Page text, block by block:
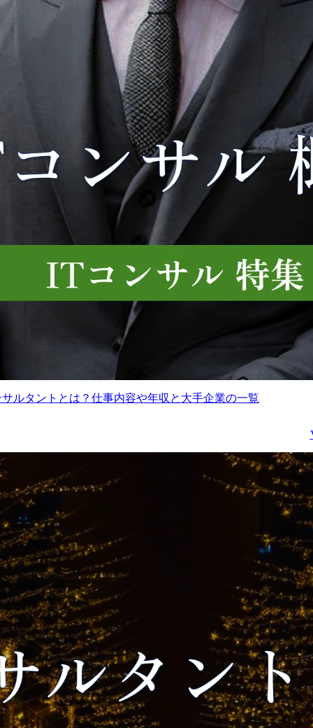
～2,000万円
造業クライアントに対
る商品企画からサービ
業務プロセス(As-Is/To-
分析、課題抽出、改善
策定、業務改革計画の
定および導入プロジェ
準化の推進および業務
スタム機能要件定義お
び開発支援
導入後の運用定着化
ェンジマネジメント、
育、運用設計・改善)を
じた活用促進
ソリューションの企
・提案
￭事業戦略・事業開発コンサルタント
想定年収600～2,000万円
勤務地
業務内容
以下、事業戦略・事業開
ます。
中期経営計画、製品市場
・新規事業開発・ビジネ
スモデル変革
思考、サブスクリプショ
●プロセスレイヤー
・マーケティング戦略
ブランディング、商品・
サービス開発、D2Cモデ
ル、顧客ロイヤリティ
・営業戦略・営業改革
チャネル戦略、プライシ
ング戦略、販売費活き金
化、コンサル型営業化
●リソースレイヤー
・組織変革・M&A実行
顧客別組織化、経営統
合、再編スキーム構築、
ビジネスDD、PMI
・デジタルプロセス変革
基幹プロセス設計、
ルタントとは？仕事内容や年収と大手企業の一覧